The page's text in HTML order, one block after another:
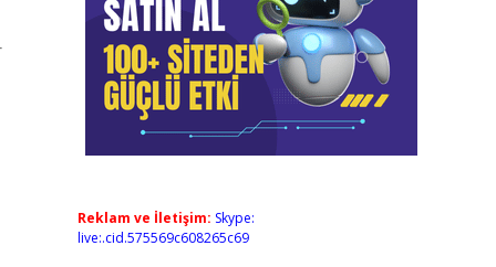
Reklam ve İletişim: Skype:
live:.cid.575569c608265c69